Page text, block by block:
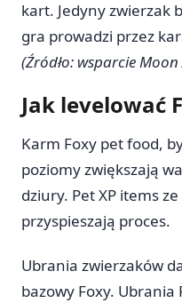
kart. Jedyny zwierzak
gra prowadzi przez
(Źródło: wsparcie Moon
Jak levelować
Karm Foxy pet food,
poziomy zwiększają
dziury. Pet XP items
przyspieszają proces.
Ubrania zwierzaków
bazowy Foxy. Ubrania